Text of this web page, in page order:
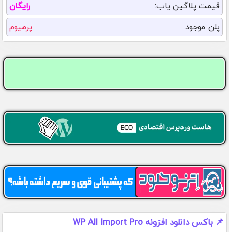
قیمت پلاگین یاب:
رایگان
پلن موجود
پرمیوم
📌 باکس دانلود افزونه WP All Import Pro